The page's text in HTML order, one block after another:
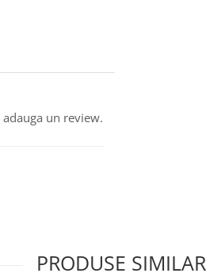
un review.
PRODUSE